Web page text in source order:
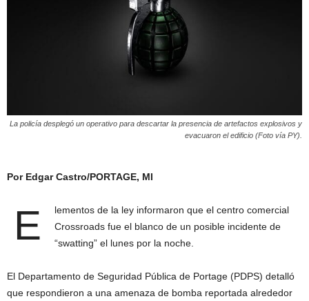
La policía desplegó un operativo para descartar la presencia de artefactos explosivos y
evacuaron el edificio (Foto vía PY).
Por Edgar Castro/PORTAGE, MI
E
lementos de la ley informaron que el centro comercial
Crossroads fue el blanco de un posible incidente de
“swatting” el lunes por la noche.
El Departamento de Seguridad Pública de Portage (PDPS) detalló
que respondieron a una amenaza de bomba reportada alrededor